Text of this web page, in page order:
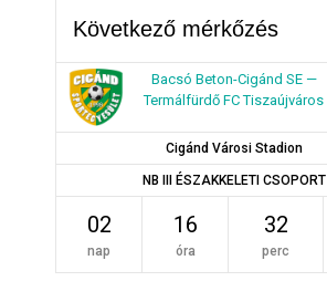
Következő mérkőzés
Bacsó Beton-Cigánd SE —
Termálfürdő FC Tiszaújváros
Cigánd Városi Stadion
NB III ÉSZAKKELETI CSOPORT
02
nap
16
óra
32
perc